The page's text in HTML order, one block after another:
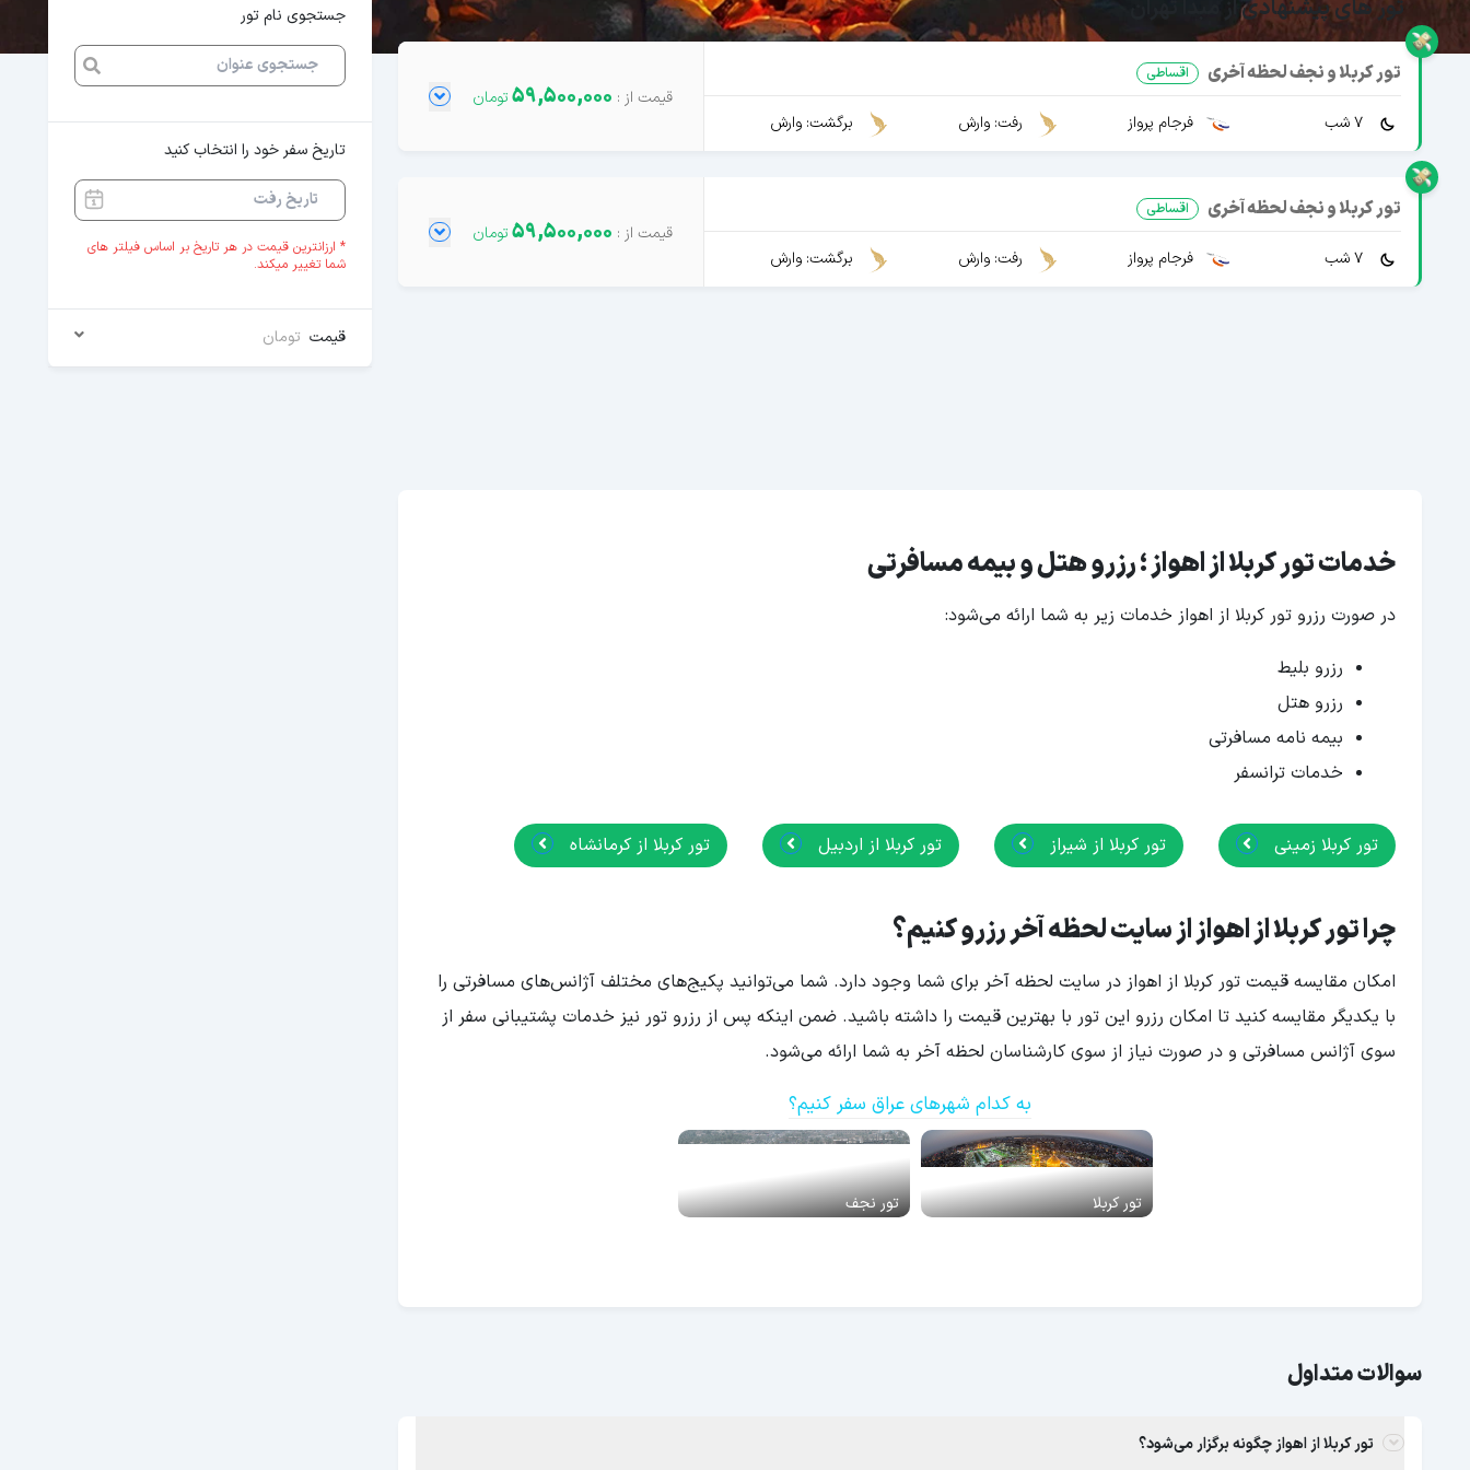
تور های پیشنهادی از مبدا تهران
تور کربلا و نجف لحظه آخری اقساطی
فرجام پرواز رفت: وارش برگشت: وارش
59,500,000
تور کربلا و نجف لحظه آخری اقساطی
فرجام پرواز رفت: وارش برگشت: وارش
59,500,000
جستجوی نام تور
تاریخ سفر خود را انتخاب کنید
* ارزانترین قیمت در هر تاریخ بر اساس فیلتر های
شما تغییر میکند.
قیمت تومان
خدمات تور کربلا از اهواز ؛ رزرو هتل و بیمه مسافرتی
در صورت رزرو تور کربلا از اهواز خدمات زیر به شما ارائه می‌شود:
رزرو بلیط
رزرو هتل
بیمه نامه مسافرتی
خدمات ترانسفر
تور کربلا زمینی تور کربلا از شیراز تور کربلا از اردبیل تور کربلا از کرمانشاه
چرا تور کربلا از اهواز از سایت لحظه آخر رزرو کنیم؟
امکان مقایسه قیمت تور کربلا از اهواز در سایت لحظه آخر برای شما وجود دارد. شما می‌توانید پکیج‌های مختلف آژانس‌های مسافرتی را
با یکدیگر مقایسه کنید تا امکان رزرو این تور با بهترین قیمت را داشته باشید. ضمن اینکه پس از رزرو تور نیز خدمات پشتیبانی سفر از
سوی آژانس مسافرتی و در صورت نیاز از سوی کارشناسان لحظه آخر به شما ارائه می‌شود.
به کدام شهرهای عراق سفر کنیم؟
تور کربلا تور نجف
سوالات متداول
تور کربلا از اهواز چگونه برگزار می‌شود؟